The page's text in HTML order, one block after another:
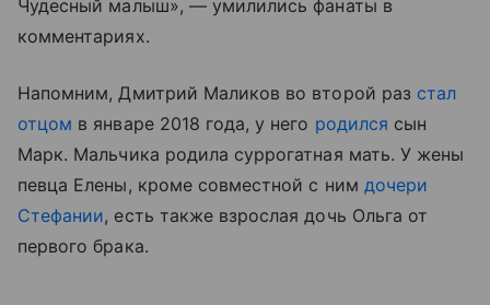
Чудесный малыш», — умилились фанаты в
комментариях.
Напомним, Дмитрий Маликов во второй раз стал
отцом в январе 2018 года, у него родился сын
Марк. Мальчика родила суррогатная мать. У жены
певца Елены, кроме совместной с ним дочери
Стефании, есть также взрослая дочь Ольга от
первого брака.